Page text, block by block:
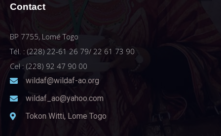
Contact
BP 7755, Lomé Togo
Tél. : (228) 22-61 26 79/ 22 61 73 90
Cel : (228) 92 47 90 00
wildaf@wildaf-ao.org
wildaf_ao@yahoo.com
Tokon Witti, Lome Togo